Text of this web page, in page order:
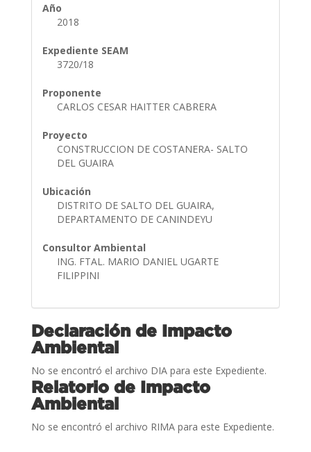
Año
2018
Expediente SEAM
3720/18
Proponente
CARLOS CESAR HAITTER CABRERA
Proyecto
CONSTRUCCION DE COSTANERA- SALTO
DEL GUAIRA
Ubicación
DISTRITO DE SALTO DEL GUAIRA,
DEPARTAMENTO DE CANINDEYU
Consultor Ambiental
ING. FTAL. MARIO DANIEL UGARTE
FILIPPINI
Declaración de Impacto
Ambiental
No se encontró el archivo DIA para este Expediente.
Relatorio de Impacto
Ambiental
No se encontró el archivo RIMA para este Expediente.